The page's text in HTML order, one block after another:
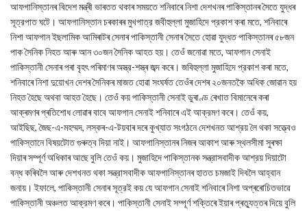
আফগানিস্তানৰ বিদেশ মন্ত্ৰী ভাৰতত থকাৰ সময়তে শনিবাৰে নিশা দেশখনৰ পাকিস্তানৰ সৈতে যুদ্ধৰ
সূত্রপাত ঘটে। আফগানিস্তান চৰকাৰৰ মুখপাত্র জবীহুল্লা মুজাহিদে প্রকাশ কৰা মতে, শনিবাৰে
নিশা আফগান ইছলামিক আমিৰাটৰ সেনাৰ পাকিস্তানী সেনাৰ সৈতে হোৱা যুদ্ধত পাকিস্তানৰ ৫৮জন
পাক সৈনিক নিহত আৰু আন ৩০জন সৈনিক আহত হয়। তেওঁ জনোৱা মতে, আফগান সেনাই
পাকিস্তানী সেনাৰ পৰা বৃহৎ পৰিমাণৰ অস্ত্র-শস্ত্ৰ জব্দ কৰে। জবিহুল্লা মুজাহিদে প্রকাশ কৰা মতে,
শনিবাৰে নিশা দুয়োখন দেশৰ সৈনিকৰ মাজত হোৱা সংঘৰ্ষত তেওঁৰ দেশৰ ২০জনতকৈ অধিক জোৱান হয়
নিহত হৈছে অথবা আহত হৈছে। তেওঁ কয় পাকিস্তানী সেনাই ডুৰাণ্ড ৰেখাত বিমানেৰে কৰা
আক্ৰমণৰ প্ৰতিশোধ লোৱাৰ বাবে আফগান সেনাই শনিবাৰে এই আক্রমণ কৰে। তেওঁ কয়,
আইছিছ, জৈছ-এ-মহম্মদ, লস্কৰ-এ-টয়বাৰ দৰে কুখ্যাত সংগঠনে দেশখনত আশ্রয় লৈ থকা সত্ত্বেও
পাকিস্তানে বিষয়টোত গুৰুত্ব দিয়া নাই। আফগানিস্তানৰ নিজৰ আকাশ আৰু স্থলসীমা সুৰক্ষা
দিয়াৰ সম্পূৰ্ণ অধিকাৰ আছে বুলি তেওঁ কয়। মুজাহিদে পাকিস্তানক সন্ত্রাসবাদীক আশ্রয় দিয়াটো
বন্ধ কৰিবলৈ আৰু দেশখনত থকা সন্ত্রাসবাদীক আফগানিস্তানৰ হাতত চমজাই দিবলৈ আহ্বান
জনায়। ইফালে, পাকিস্তানী সেনাৰ সূত্রই কয় যে আফগান সেনাই শনিবাৰে নিশা অপ্ৰৰোচিতভাৱে
পাকিস্তানী অঞ্চলত আক্রমণ কৰে। পাকিস্তানী সেনাই সম্পূর্ণ শক্তিৰে ইয়াৰ প্ৰত্যুত্তৰ দিয়ে বুলি